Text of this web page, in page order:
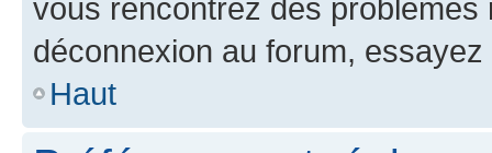
vous rencontrez des
déconnexion au forum,
Haut